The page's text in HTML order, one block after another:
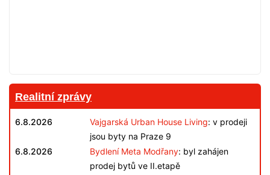
Realitní zprávy
6.8.2026 Vajgarská Urban House Living: v prodeji
jsou byty na Praze 9
6.8.2026
Bydlení Meta Modřany: byl zahájen
prodej bytů ve II.etapě